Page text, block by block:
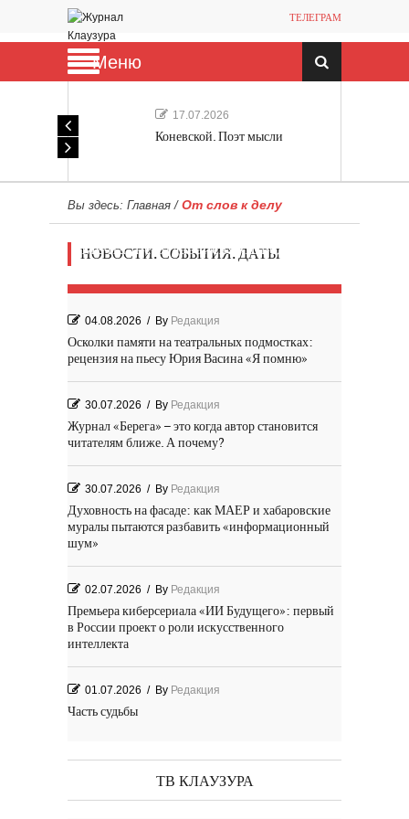
ТЕЛЕГРАМ
Меню
17.07.2026
Коневской. Поэт мысли
Вы здесь: Главная / От слов к делу
НОВОСТИ. СОБЫТИЯ. ДАТЫ
Мечта, не отдавайся! «Шведская
04.08.2026 / By Редакция
Осколки памяти на театральных подмостках:
рецензия на пьесу Юрия Васина «Я помню»
30.07.2026 / By Редакция
Журнал «Берега» – это когда автор становится
читателям ближе. А почему?
30.07.2026 / By Редакция
Духовность на фасаде: как МАЕР и хабаровские
муралы пытаются разбавить «информационный
шум»
02.07.2026 / By Редакция
Премьера киберсериала «ИИ Будущего»: первый
в России проект о роли искусственного
интеллекта
01.07.2026 / By Редакция
Часть судьбы
29.06.2026 / ByРедакция
День Победы! Посёлок Гидростроитель. 2026 год
ТВ КЛАУЗУРА